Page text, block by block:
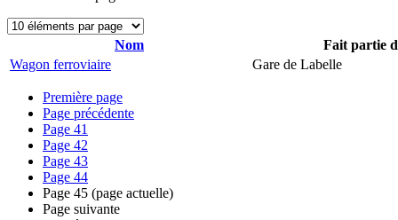
Nom
Fait partie
Wagon ferroviaire
Gare de Labelle
Première page
Page précédente
Page 41
Page 42
Page 43
Page 44
Page 45 (page actuelle)
Page suivante